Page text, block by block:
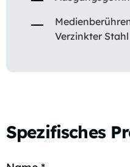
Verzinkter Stahl
Spezifisches